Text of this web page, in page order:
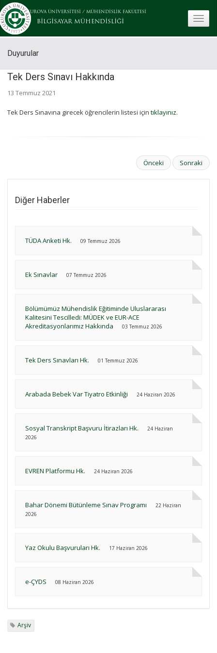
ÇUKUROVA ÜNİVERSİTESİ / MÜHENDİSLİK FAKÜLTESİ
BİLGİSAYAR MÜHENDİSLİĞİ
Duyurular
Tek Ders Sınavı Hakkında
13 Temmuz 2021
Tek Ders Sınavına girecek öğrencilerin listesi için tıklayınız.
Önceki Sonraki
Diğer Haberler
TÜDA Anketi Hk. 09 Temmuz 2026
Ek Sınavlar 07 Temmuz 2026
Bölümümüz Mühendislik Eğitiminde Uluslararası
Kalitesini Tescilledi: MÜDEK ve EUR-ACE
Akreditasyonlarımız Hakkında
03 Temmuz 2026
Tek Ders Sınavları Hk. 01 Temmuz 2026
Arabada Bebek Var Tiyatro Etkinliği 24 Haziran 2026
Sosyal Transkript Başvuru İtirazları Hk.
24 Haziran
2026
EVREN Platformu Hk. 24 Haziran 2026
Bahar Dönemi Bütünleme Sınav Programı
22 Haziran
2026
Yaz Okulu Başvuruları Hk. 17 Haziran 2026
e-ÇYDS 08 Haziran 2026
Arşiv